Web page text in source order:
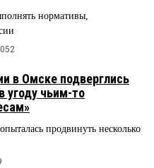
нормативы,
в Омске подверглись
угоду чьим-то
продвинуть несколько